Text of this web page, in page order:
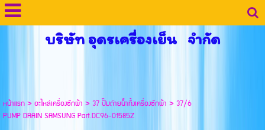
บริษัท อุดรเครื่องเย็น จำกัด
หน้าแรก>อะไหล่เครื่องซักผ้า > 37 ปั๊มถ่ายน้ำทิ้งเครื่องซักผ้า >37/6
PUMP DRAIN SAMSUNG Part.DC96-01585Z